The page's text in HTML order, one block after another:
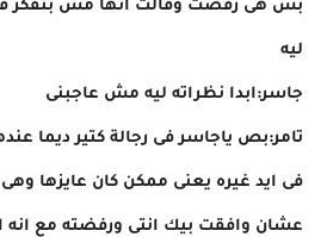
بس هى رفضت وقالت انها مش بتفكر
ليه
جاسر:ابدا نظراته ليه مش عاجبنى
تامر:بص ياجاسر فى رجالة كتير ديما
فى ايد غيره يعنى ممكن كان عايزها
عشان وافقت بيك انتى ورفضته مع انه